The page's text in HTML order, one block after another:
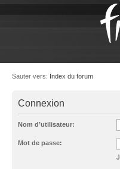
Sauter vers: Index du forum
Connexion
Nom d’utilisateur:
Mot de passe: